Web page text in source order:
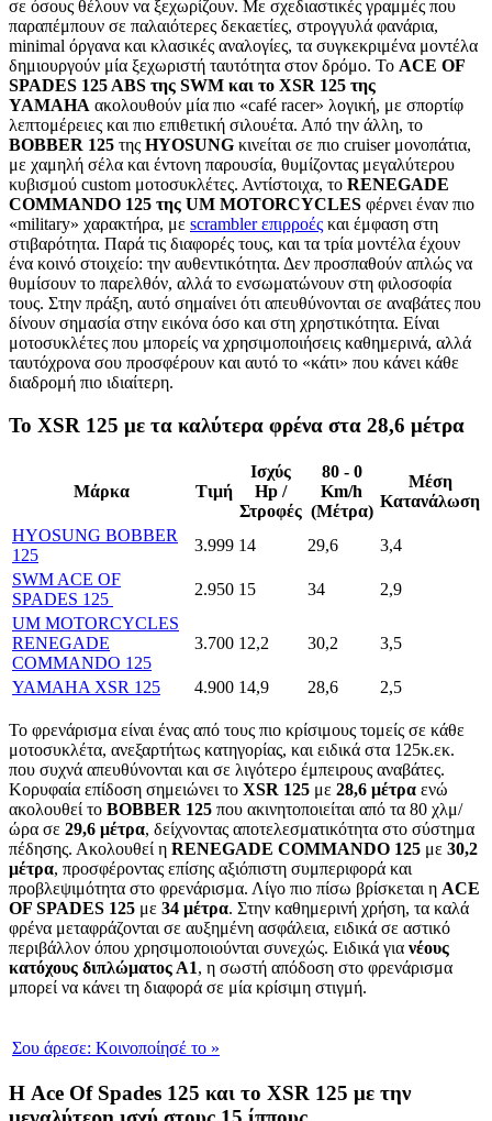
σε όσους θέλουν να ξεχωρίζουν. Με σχεδιαστικές γραμμές που
παραπέμπουν σε παλαιότερες δεκαετίες, στρογγυλά φανάρια,
minimal όργανα και κλασικές αναλογίες, τα συγκεκριμένα μοντέλα
δημιουργούν μία ξεχωριστή ταυτότητα στον δρόμο. Το ACE OF
SPADES 125 ABS της SWM και το XSR 125 της
YAMAHA ακολουθούν μία πιο «café racer» λογική, με σπορτίφ
λεπτομέρειες και πιο επιθετική σιλουέτα. Από την άλλη, το
BOBBER 125 της HYOSUNG κινείται σε πιο cruiser μονοπάτια,
με χαμηλή σέλα και έντονη παρουσία, θυμίζοντας μεγαλύτερου
κυβισμού custom μοτοσυκλέτες. Αντίστοιχα, το RENEGADE
COMMANDO 125 της UM MOTORCYCLES φέρνει έναν πιο
«military» χαρακτήρα, με scrambler επιρροές και έμφαση στη
στιβαρότητα. Παρά τις διαφορές τους, και τα τρία μοντέλα έχουν
ένα κοινό στοιχείο: την αυθεντικότητα. Δεν προσπαθούν απλώς να
θυμίσουν το παρελθόν, αλλά το ενσωματώνουν στη φιλοσοφία
τους. Στην πράξη, αυτό σημαίνει ότι απευθύνονται σε αναβάτες που
δίνουν σημασία στην εικόνα όσο και στη χρηστικότητα. Είναι
μοτοσυκλέτες που μπορείς να χρησιμοποιήσεις καθημερινά, αλλά
ταυτόχρονα σου προσφέρουν και αυτό το «κάτι» που κάνει κάθε
διαδρομή πιο ιδιαίτερη.
Το XSR 125 με τα καλύτερα φρένα στα 28,6 μέτρα
Μάρκα Τιμή
Ισχύς
Hp /
Στροφές
80 - 0
Km/h
(Μέτρα)
Μέση
Κατανάλωση
HYOSUNG BOBBER
125
3.999 14 29,6
3,4
SWM ACE OF
SPADES 125
2.950 15 34
2,9
UM MOTORCYCLES
RENEGADE
COMMANDO 125
3.700 12,2 30,2 3,5
YAMAHA XSR 125 4.900 14,9 28,6 2,5
Το φρενάρισμα είναι ένας από τους πιο κρίσιμους τομείς σε κάθε
μοτοσυκλέτα, ανεξαρτήτως κατηγορίας, και ειδικά στα 125κ.εκ.
που συχνά απευθύνονται και σε λιγότερο έμπειρους αναβάτες.
Κορυφαία επίδοση σημειώνει το XSR 125 με 28,6 μέτρα ενώ
ακολουθεί το BOBBER 125 που ακινητοποιείται από τα 80 χλμ/
ώρα σε 29,6 μέτρα, δείχνοντας αποτελεσματικότητα στο σύστημα
πέδησης. Ακολουθεί η RENEGADE COMMANDO 125 με 30,2
μέτρα, προσφέροντας επίσης αξιόπιστη συμπεριφορά και
προβλεψιμότητα στο φρενάρισμα. Λίγο πιο πίσω βρίσκεται η ACE
OF SPADES 125 με 34 μέτρα. Στην καθημερινή χρήση, τα καλά
φρένα μεταφράζονται σε αυξημένη ασφάλεια, ειδικά σε αστικό
περιβάλλον όπου χρησιμοποιούνται συνεχώς. Ειδικά για νέους
κατόχους διπλώματος Α1, η σωστή απόδοση στο φρενάρισμα
μπορεί να κάνει τη διαφορά σε μία κρίσιμη στιγμή.
Σου άρεσε: Κοινοποίησέ το »
Η Ace Of Spades 125 και το XSR 125 με την